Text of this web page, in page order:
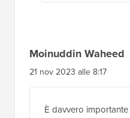
Moinuddin Waheed
21 nov 2023 alle 8:17
È davvero